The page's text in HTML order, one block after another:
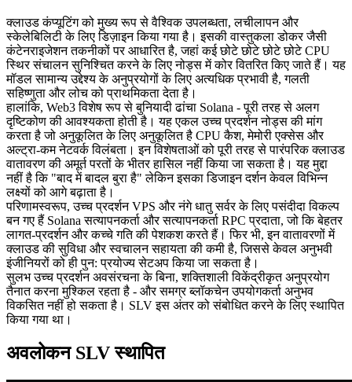
क्लाउड कंप्यूटिंग को मुख्य रूप से वैश्विक उपलब्धता, लचीलापन और
स्केलेबिलिटी के लिए डिज़ाइन किया गया है। इसकी वास्तुकला डोकर जैसी
कंटेनराइजेशन तकनीकों पर आधारित है, जहां कई छोटे छोटे छोटे छोटे CPU
स्थिर संचालन सुनिश्चित करने के लिए नोड्स में कोर वितरित किए जाते हैं। यह
मॉडल सामान्य उद्देश्य के अनुप्रयोगों के लिए अत्यधिक प्रभावी है, गलती
सहिष्णुता और लोच को प्राथमिकता देता है।
हालांकि, Web3 विशेष रूप से बुनियादी ढांचा Solana - पूरी तरह से अलग
दृष्टिकोण की आवश्यकता होती है। यह एकल उच्च प्रदर्शन नोड्स की मांग
करता है जो अनुकूलित के लिए अनुकूलित है CPU कैश, मेमोरी एक्सेस और
अल्ट्रा-कम नेटवर्क विलंबता। इन विशेषताओं को पूरी तरह से पारंपरिक क्लाउड
वातावरण की अमूर्त परतों के भीतर हासिल नहीं किया जा सकता है। यह मुद्दा
नहीं है कि "बाद में बादल बुरा है" लेकिन इसका डिजाइन दर्शन केवल विभिन्न
लक्ष्यों को आगे बढ़ाता है।
परिणामस्वरूप, उच्च प्रदर्शन VPS और नंगे धातु सर्वर के लिए पसंदीदा विकल्प
बन गए हैं Solana सत्यापनकर्ता और सत्यापनकर्ता RPC प्रदाता, जो कि बेहतर
लागत-प्रदर्शन और कच्चे गति की पेशकश करते हैं। फिर भी, इन वातावरणों में
क्लाउड की सुविधा और स्वचालन सहायता की कमी है, जिससे केवल अनुभवी
इंजीनियरों को ही पुन: प्रयोज्य सेटअप किया जा सकता है।
सुलभ उच्च प्रदर्शन अवसंरचना के बिना, शक्तिशाली विकेंद्रीकृत अनुप्रयोग
तैनात करना मुश्किल रहता है - और समग्र ब्लॉकचेन उपयोगकर्ता अनुभव
विकसित नहीं हो सकता है। SLV इस अंतर को संबोधित करने के लिए स्थापित
किया गया था।
अवलोकन SLV स्थापित